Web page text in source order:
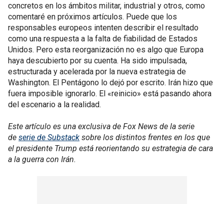
concretos en los ámbitos militar, industrial y otros, como
comentaré en próximos artículos. Puede que los
responsables europeos intenten describir el resultado
como una respuesta a la falta de fiabilidad de Estados
Unidos. Pero esta reorganización no es algo que Europa
haya descubierto por su cuenta. Ha sido impulsada,
estructurada y acelerada por la nueva estrategia de
Washington. El Pentágono lo dejó por escrito. Irán hizo que
fuera imposible ignorarlo. El «reinicio» está pasando ahora
del escenario a la realidad.
Este artículo es una exclusiva de Fox News de la serie
de serie de Substack sobre los distintos frentes en los que
el presidente Trump está reorientando su estrategia de cara
a la guerra con Irán.